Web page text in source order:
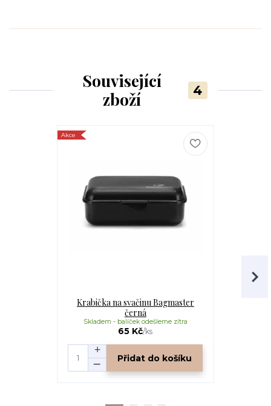
Související
zboží
4
Akce
Krabička na svačinu Bagmaster
černá
65 Kč/ks
Skladem - balíček odešleme zítra
Přidat do košíku